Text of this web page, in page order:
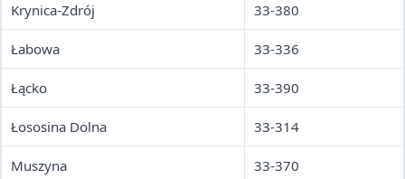
Krynica-Zdrój 33-380
Łabowa 33-336
Łącko 33-390
Łososina Dolna 33-314
Muszyna 33-370